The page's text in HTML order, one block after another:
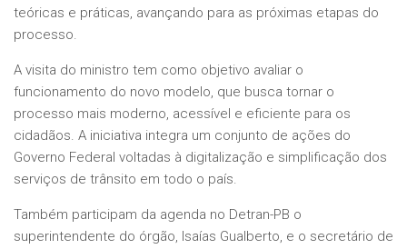
teóricas e práticas, avançando para as próximas etapas do
processo.
A visita do ministro tem como objetivo avaliar o
funcionamento do novo modelo, que busca tornar o
processo mais moderno, acessível e eficiente para os
cidadãos. A iniciativa integra um conjunto de ações do
Governo Federal voltadas à digitalização e simplificação dos
serviços de trânsito em todo o país.
Também participam da agenda no Detran-PB o
superintendente do órgão, Isaías Gualberto, e o secretário de